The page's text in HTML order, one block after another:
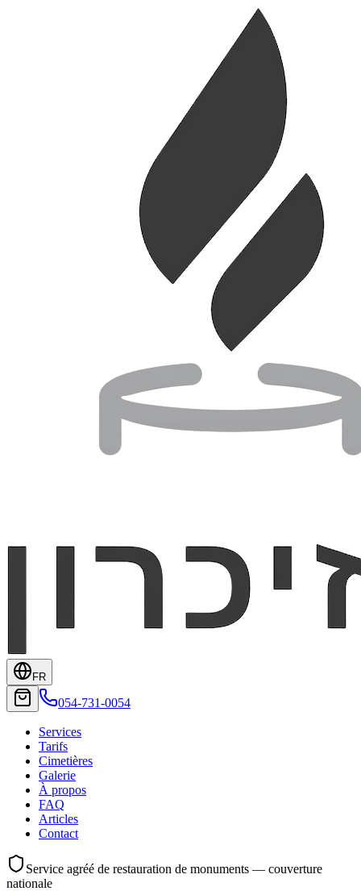
FR
054-731-0054
Services
Tarifs
Cimetières
Galerie
À propos
FAQ
Articles
Contact
Service agréé de restauration de monuments — couverture
nationale